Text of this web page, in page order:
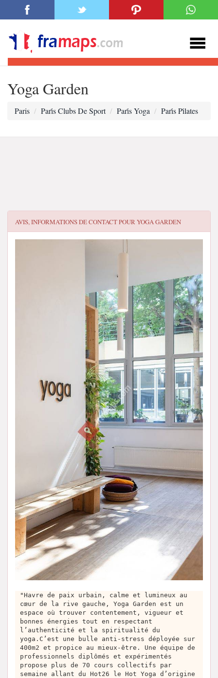
Yoga Garden
Paris Pari̇s Clubs De Sport Pari̇s Yoga Pari̇s Pi̇lates
AVIS, INFORMATIONS DE CONTACT POURYOGA GARDEN
"Havre de paix urbain, calme et lumineux au
cœur de la rive gauche, Yoga Garden est un
espace où trouver contentement, vigueur et
bonnes énergies tout en respectant
l’authenticité et la spiritualité du
yoga.C’est une bulle anti-stress déployée sur
400m2 et propice au mieux-être. Une équipe de
professionnels diplômés et expérimentés
propose plus de 70 cours collectifs par
semaine allant du Hot26 le Hot Yoga d’origine